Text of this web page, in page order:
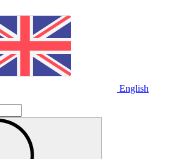
English